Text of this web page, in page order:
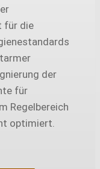
für die
der
für
Regelbereich
optimiert.